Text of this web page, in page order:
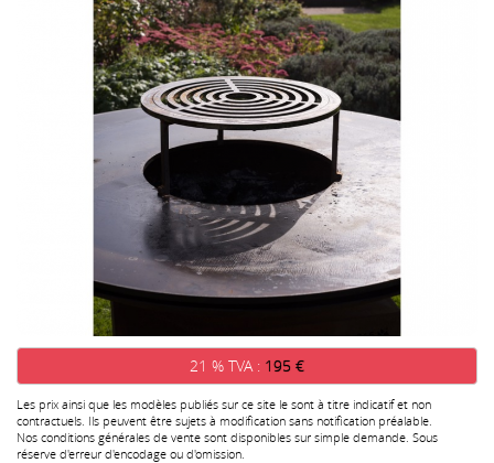
21 % TVA : 195 €
Les prix ainsi que les modèles publiés sur ce site le sont à titre indicatif et non
contractuels. Ils peuvent être sujets à modification sans notification préalable.
Nos conditions générales de vente sont disponibles sur simple demande. Sous
réserve d'erreur d'encodage ou d'omission.